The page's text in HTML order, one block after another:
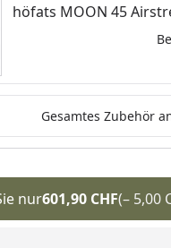
höfats MOON 45
Gesamtes Zubehör
nur601,90 CHF(– 5,00